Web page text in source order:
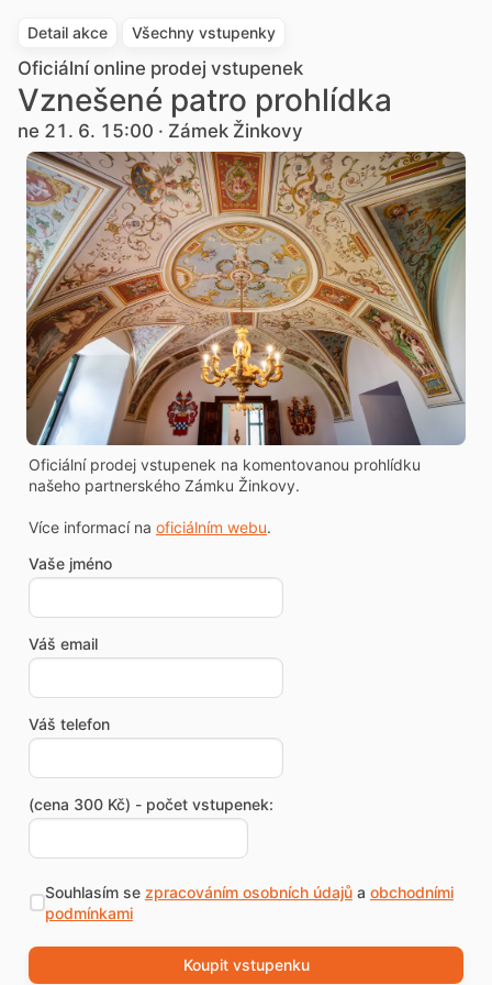
Detail akce Všechny vstupenky
Oficiální online prodej vstupenek
Vznešené patro prohlídka
ne 21. 6. 15:00 · Zámek Žinkovy
Oficiální prodej vstupenek na komentovanou prohlídku
našeho partnerského Zámku Žinkovy.
Více informací na oficiálním webu.
Vaše jméno
Váš email
Váš telefon
(cena 300 Kč) - počet vstupenek:
Souhlasím se zpracováním osobních údajůa obchodními
podmínkami
Koupit vstupenku